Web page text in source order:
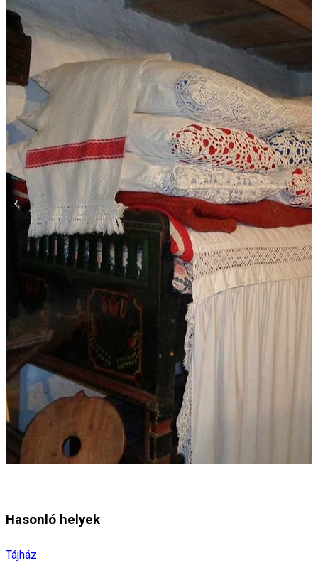
Hasonló helyek
Tájház